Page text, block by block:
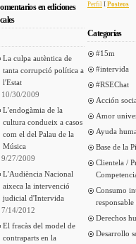
en ediciones
La culpa autèntica de
tanta corrupció política a
l'Estat
30/2009
L'endogàmia de la
cultura condueix a casos
com el del Palau de la
Música
27/2009
L'Audiència Nacional
aixeca la intervenció
judicial d'Intervida
14/2012
El fracàs del model de
contraparts en la
Perfil I Posteos
Categorías
#15m
#intervida
#RSEChat
Acción
Amor
Ayuda
Base de la
Clientela /
Consumo
responsable
Derechos
Desarrollo